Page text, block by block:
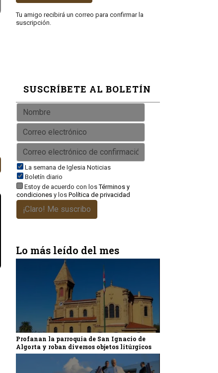
Tu amigo recibirá un correo para confirmar la
suscripción.
SUSCRÍBETE AL BOLETÍN
La semana de Iglesia Noticias
Boletín diario
Estoy de acuerdo con losTérminos y
condiciones y los Política de privacidad
¡Claro! Me suscribo
Lo más leído del mes
Profanan la parroquia de San Ignacio de
Algorta y roban diversos objetos litúrgicos